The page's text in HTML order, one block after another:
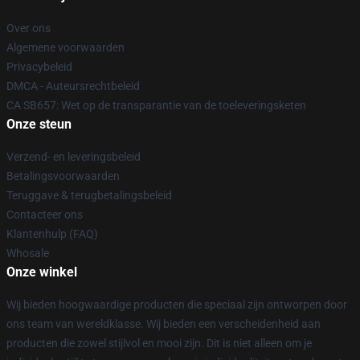
Over ons
Algemene voorwaarden
Privacybeleid
DMCA - Auteursrechtbeleid
CA SB657: Wet op de transparantie van de toeleveringsketen
Onze steun
Verzend- en leveringsbeleid
Betalingsvoorwaarden
Teruggave & terugbetalingsbeleid
Contacteer ons
Klantenhulp (FAQ)
Whosale
Onze winkel
Wij bieden hoogwaardige producten die speciaal zijn ontworpen door
ons team van wereldklasse. Wij bieden een verscheidenheid aan
producten die zowel stijlvol en mooi zijn. Dit is niet alleen om je